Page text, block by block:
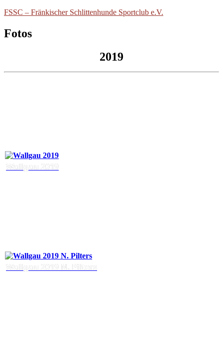
FSSC – Fränkischer Schlittenhunde Sportclub e.V.
Fotos
2019
Wallgau 2019
Wallgau 2019 N. Pilters